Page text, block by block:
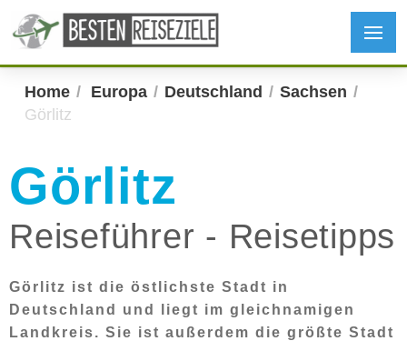
Home Europa Deutschland
Sachsen
Görlitz
Görlitz
Reiseführer - Reisetipps
Görlitz ist die östlichste Stadt in
Deutschland und liegt im gleichnamigen
Landkreis. Sie ist außerdem die größte Stadt